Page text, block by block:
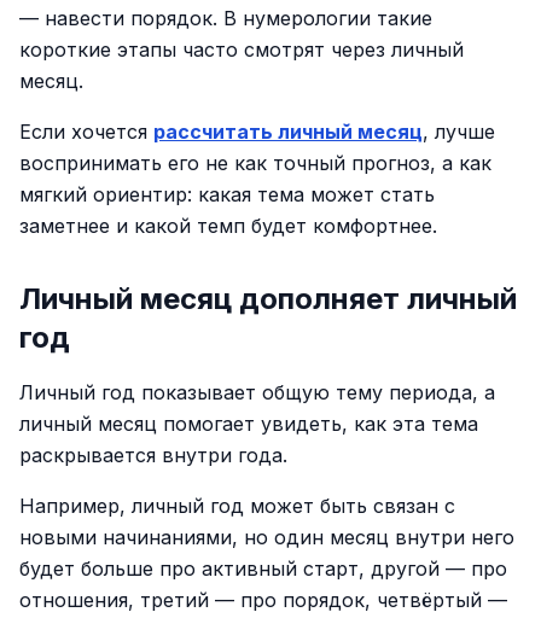
— навести порядок. В нумерологии такие
короткие этапы часто смотрят через личный
месяц.
Если хочется рассчитать личный месяц, лучше
воспринимать его не как точный прогноз, а как
мягкий ориентир: какая тема может стать
заметнее и какой темп будет комфортнее.
Личный месяц дополняет личный
год
Личный год показывает общую тему периода, а
личный месяц помогает увидеть, как эта тема
раскрывается внутри года.
Например, личный год может быть связан с
новыми начинаниями, но один месяц внутри него
будет больше про активный старт, другой — про
отношения, третий — про порядок, четвёртый —